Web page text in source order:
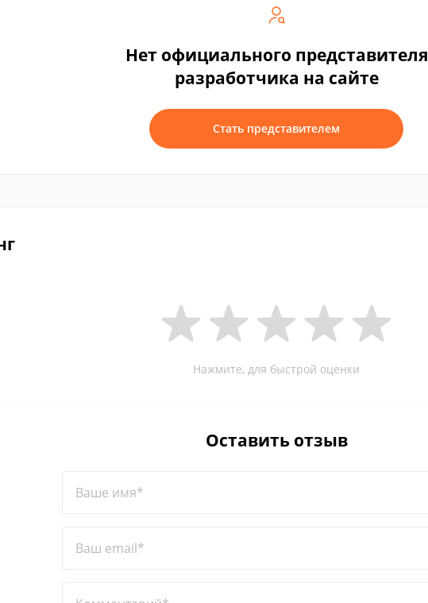
Нет официального представителя
разработчика на сайте
Стать представителем
Нажмите, для быстрой оценки
Оставить отзыв
Ваше имя*
Ваш email*